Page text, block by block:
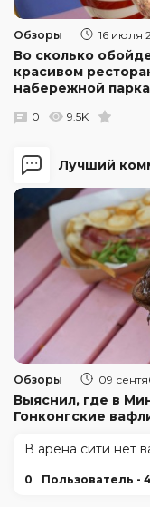
Лучший
Обзоры 09
Выяснил, где в
Гонконгские
В арена сити нет
0 Пользователь -
Обзоры 16 июля
Во сколько
красивом
набережной
0 9.5K